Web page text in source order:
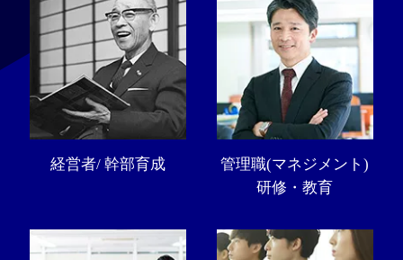
経営者/ 幹部育成
管理職(マネジメント)
研修・教育